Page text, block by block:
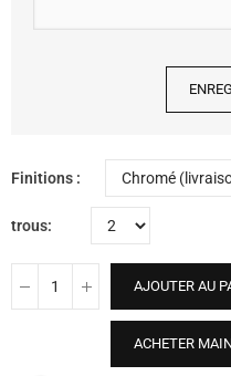
Finitions
trous
AJOUTER AU
ACHETER